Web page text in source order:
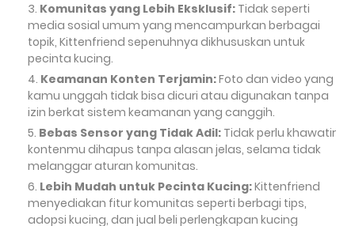
Komunitas yang Lebih Eksklusif: Tidak seperti
media sosial umum yang mencampurkan berbagai
topik, Kittenfriend sepenuhnya dikhususkan untuk
pecinta kucing.
Keamanan Konten Terjamin:Foto dan video yang
kamu unggah tidak bisa dicuri atau digunakan tanpa
izin berkat sistem keamanan yang canggih.
Bebas Sensor yang Tidak Adil: Tidak perlu khawatir
kontenmu dihapus tanpa alasan jelas, selama tidak
melanggar aturan komunitas.
Lebih Mudah untuk Pecinta Kucing:Kittenfriend
menyediakan fitur komunitas seperti berbagi tips,
adopsi kucing, dan jual beli perlengkapan kucing